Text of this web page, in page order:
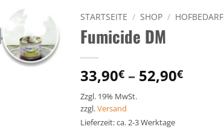
Zu den
Favoriten
hinzufügen
STARTSEITE / SHOP / HOFBEDARF
Fumicide DM
33,90€ – 52,90€
Zzgl. 19% MwSt.
zzgl.Versand
Lieferzeit: ca. 2-3 Werktage